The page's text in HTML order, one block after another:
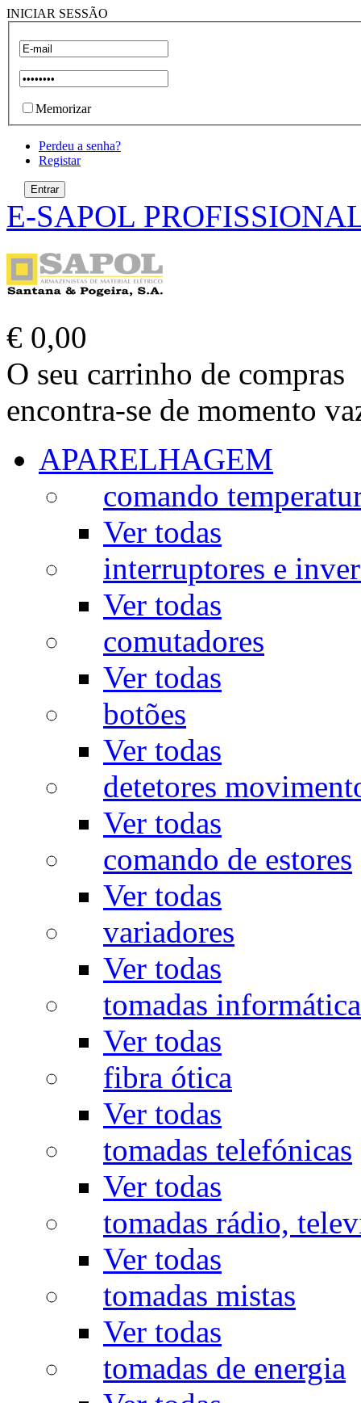
INICIAR SESSÃO
Memorizar
Perdeu a senha?
Registar
E-SAPOL
€ 0,00
O seu carrinho de compras
encontra-se de momento
APARELHAGEM
comando
Ver todas
interruptores e
Ver todas
comutadores
Ver todas
botões
Ver todas
detetores
Ver todas
comando de estores
Ver todas
variadores
Ver todas
tomadas
Ver todas
fibra ótica
Ver todas
tomadas telefónicas
Ver todas
tomadas rádio,
Ver todas
tomadas mistas
Ver todas
tomadas de energia